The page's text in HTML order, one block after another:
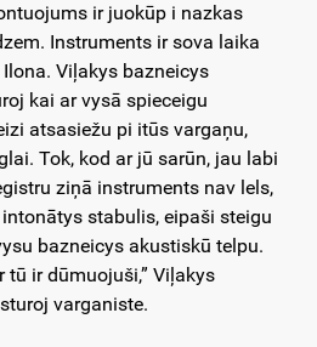
ir juokūp i nazkas
Instruments ir sova laika
Viļakys bazneicys
kai ar vysā spieceigu
atsasiežu pi itūs vargaņu,
Tok, kod ar jū sarūn, jau labi
ziņā instruments nav lels,
stabulis, eipaši steigu
bazneicys akustiskū telpu.
tū ir dūmuojuši,” Viļakys
varganiste.